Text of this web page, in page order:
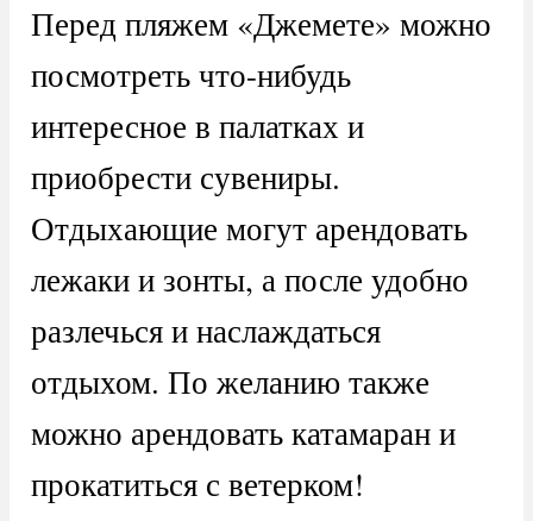
Перед пляжем «Джемете» можно
посмотреть что-нибудь
интересное в палатках и
приобрести сувениры.
Отдыхающие могут арендовать
лежаки и зонты, а после удобно
разлечься и наслаждаться
отдыхом. По желанию также
можно арендовать катамаран и
прокатиться с ветерком!